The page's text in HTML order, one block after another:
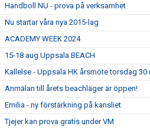
Handboll NU - prova på verksamhet
Nu startar våra nya 2015-lag
ACADEMY WEEK 2024
15-18 aug Uppsala BEACH
Kallelse - Uppsala HK årsmöte torsdag 30
Anmälan till årets beachläger är öppen!
Emilia - ny förstärkning på kansliet
Tjejer kan prova gratis under VM